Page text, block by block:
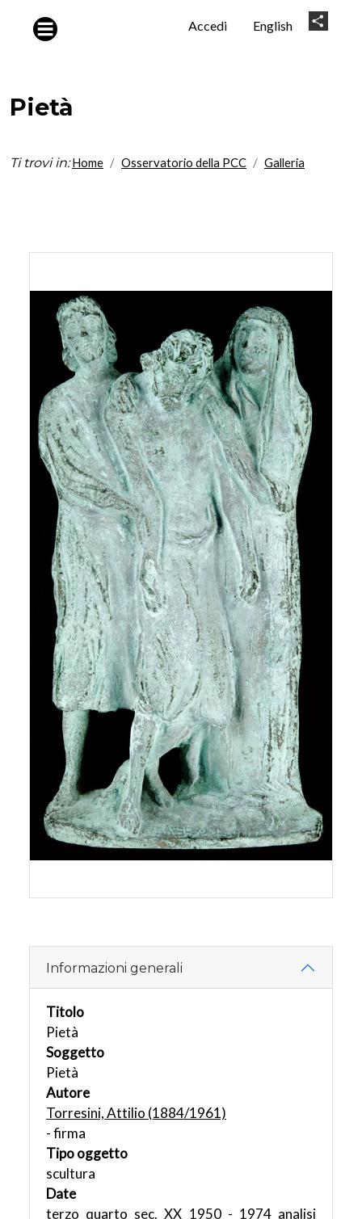
User
Accedi English
Pietà
Ti trovi in: Home Osservatorio della PCC Galleria
Informazioni generali
Titolo
Pietà
Soggetto
Pietà
Autore
Torresini, Attilio (1884/1961)
- firma
Tipo oggetto
scultura
Date
terzo quarto sec. XX 1950 - 1974 analisi